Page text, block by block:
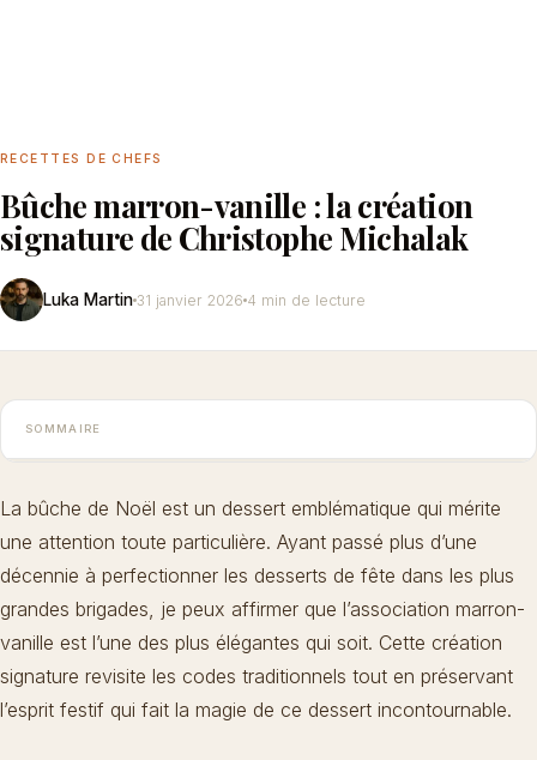
RECETTES DE CHEFS
Bûche marron-vanille : la création
signature de Christophe Michalak
Luka Martin 31 janvier 2026 4 min de lecture
SOMMAIRE
La bûche de Noël est un dessert emblématique qui mérite
une attention toute particulière. Ayant passé plus d’une
décennie à perfectionner les desserts de fête dans les plus
grandes brigades, je peux affirmer que l’association marron-
vanille est l’une des plus élégantes qui soit. Cette création
signature revisite les codes traditionnels tout en préservant
l’esprit festif qui fait la magie de ce dessert incontournable.